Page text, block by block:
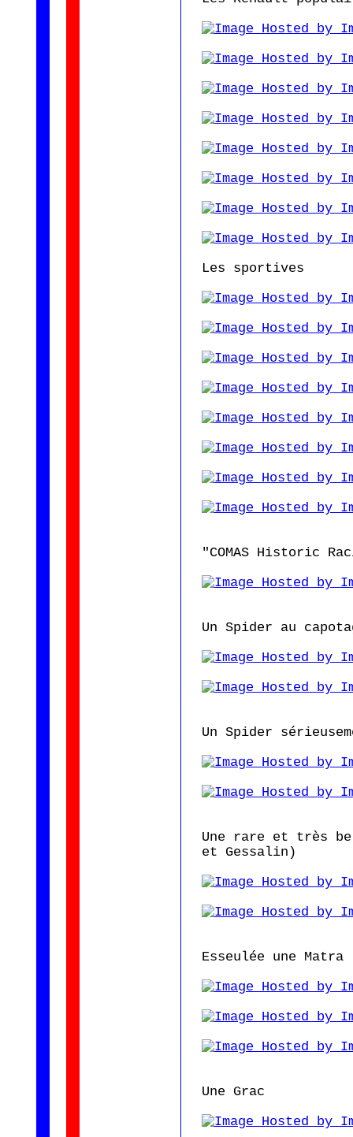
Les sportives
"COMAS Historic
Un Spider au
Un Spider
Une rare et très
et Gessalin)
Esseulée une Matra
Une Grac